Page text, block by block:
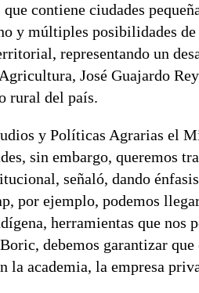
contiene ciudades
y múltiples posibilidades
representando un
José Guajardo
rural del país.
y Políticas Agrarias el
sin embargo, queremos
señaló, dando
por ejemplo, podemos
herramientas que nos
debemos garantizar
academia, la empresa